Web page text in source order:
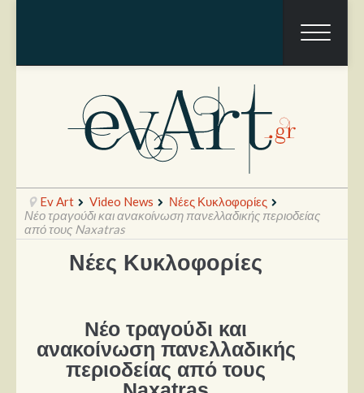
Ραπόρτο
Θέατρο
Συνεντεύξεις
Ev Art Video News
Νέες Κυκλοφορίες
Νέο τραγούδι και ανακοίνωση πανελλαδικής περιοδείας
από τους Naxatras
Νέες Κυκλοφορίες
Νέο τραγούδι και
ανακοίνωση πανελλαδικής
περιοδείας από τους